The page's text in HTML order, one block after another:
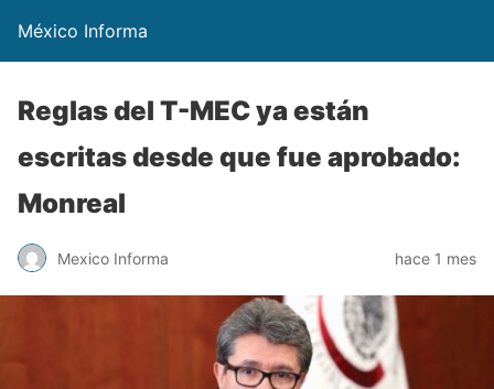
México Informa
Reglas del T-MEC ya están
escritas desde que fue aprobado:
Monreal
Mexico Informa hace 1 mes